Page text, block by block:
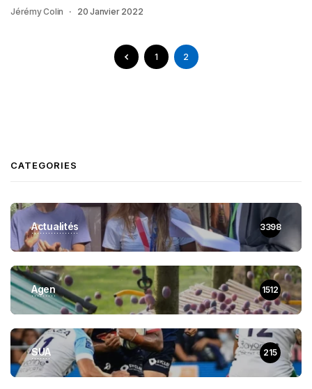
Jérémy Colin 20 Janvier 2022
1 2
CATEGORIES
Actualités 3398
Agen 1512
SUA 215